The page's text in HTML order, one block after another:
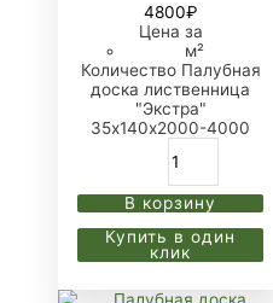
4800₽
Цена за
м²
Количество Палубная
доска лиственница
"Экстра"
35х140х2000-4000
В корзину
Купить в один
клик